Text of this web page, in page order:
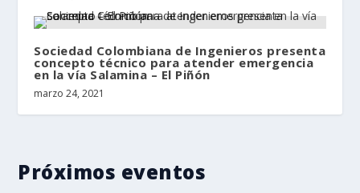
Sociedad Colombiana de Ingenieros presenta
concepto técnico para atender emergencia
en la vía Salamina – El Piñón
marzo 24, 2021
Próximos eventos